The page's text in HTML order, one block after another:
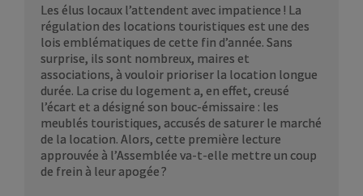
Les élus locaux l’attendent avec impatience ! La
régulation des locations touristiques est une des
lois emblématiques de cette fin d’année. Sans
surprise, ils sont nombreux, maires et
associations, à vouloir prioriser la location longue
durée. La crise du logement a, en effet, creusé
l’écart et a désigné son bouc-émissaire : les
meublés touristiques, accusés de saturer le marché
de la location. Alors, cette première lecture
approuvée à l’Assemblée va-t-elle mettre un coup
de frein à leur apogée ?